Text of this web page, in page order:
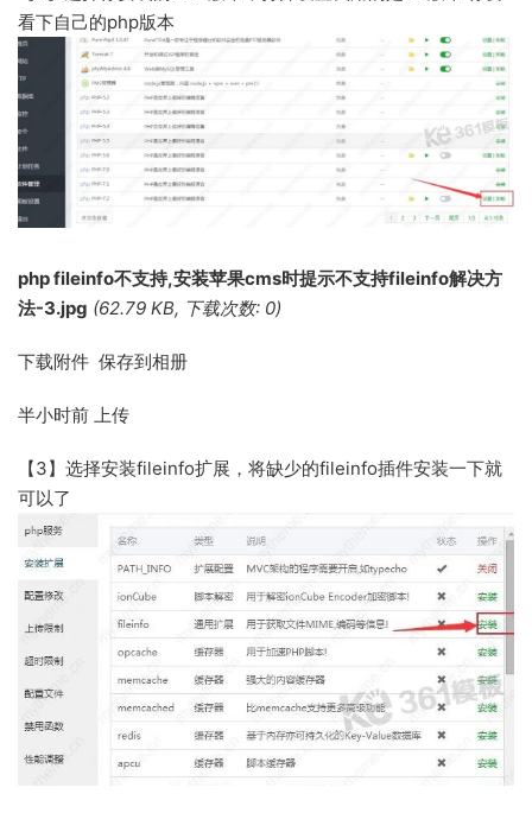
看下自己的php版本
php fileinfo不支持,安装苹果cms时提示不支持fileinfo解决方
法-3.jpg (62.79 KB, 下载次数: 0)
下载附件 保存到相册
半小时前 上传
【3】选择安装fileinfo扩展，将缺少的fileinfo插件安装一下就
可以了